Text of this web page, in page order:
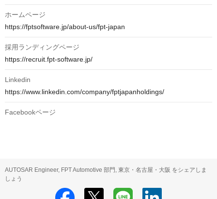
ホームページ
https://fptsoftware.jp/about-us/fpt-japan
採用ランディングページ
https://recruit.fpt-software.jp/
Linkedin
https://www.linkedin.com/company/fptjapanholdings/
Facebookページ
AUTOSAR Engineer, FPT Automotive 部門, 東京・名古屋・大阪 をシェアしま
しょう